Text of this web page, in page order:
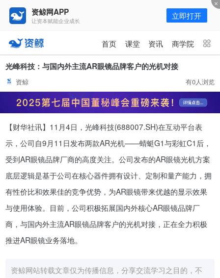
资鲸网APP
让资本赋能企业成长 立即打开
首页 课堂 资讯 商学院
资讯 课堂 直播 商学院
报告 行业峰会
为你推荐
资鲸精选 | 127页PPT，读懂复
星、平安、腾讯、比亚迪、碧桂园
局！（非常值得收藏！）
11-01
模式”！推荐收藏！
08-02
资鲸精选 | 迈瑞医疗上市：是王者
09-29
光峰科技：与国内外主流AR眼镜品牌客户的光机对接
资鲸 有0人浏览
【财华社讯】11月4日，光峰科技(688007.SH)在互动平台表
示，公司自9月11日发布两款AR光机——蜻蜓G1与彩虹C1后，
受到AR眼镜品牌厂商的高度关注。公司发布的AR眼镜光机方案
底层逻辑是基于公司在核心器件拥有设计、定制和量产能力，拥
有性价比和效果佳的竞争优势，为AR眼镜带来优越的显示效果
与使用体验。目前，公司积极拓展国内外核心AR眼镜品牌厂
商，与国内外主流AR眼镜品牌客户的光机对接，正在全力积极
推进AR眼镜业务落地。
资鲸网站转载文章仅为传播信息，分享交流学习之目的，不